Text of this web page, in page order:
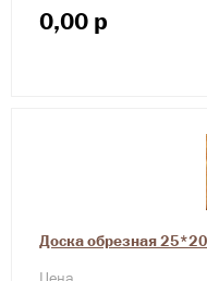
0,00 р
Доска обрезная